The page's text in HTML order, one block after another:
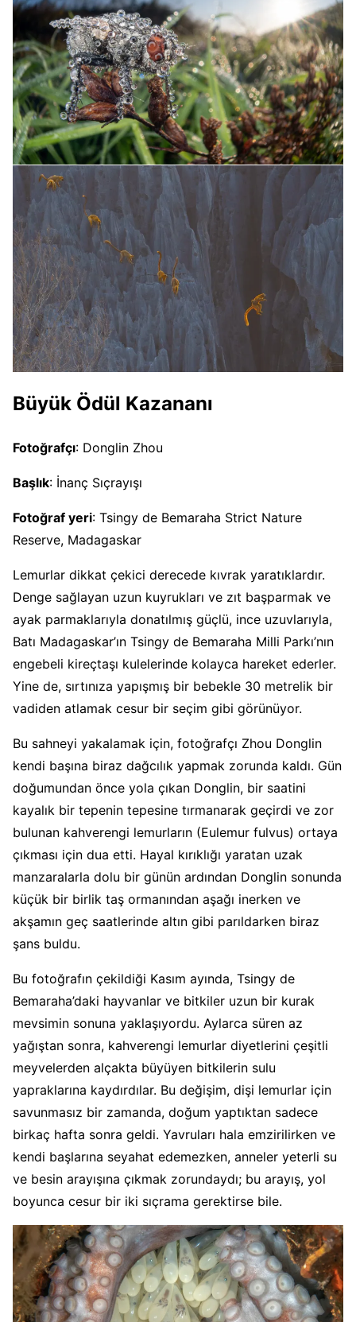
Büyük Ödül Kazananı
Fotoğrafçı: Donglin Zhou
Başlık: İnanç Sıçrayışı
Fotoğraf yeri: Tsingy de Bemaraha Strict Nature
Reserve, Madagaskar
Lemurlar dikkat çekici derecede kıvrak yaratıklardır.
Denge sağlayan uzun kuyrukları ve zıt başparmak ve
ayak parmaklarıyla donatılmış güçlü, ince uzuvlarıyla,
Batı Madagaskar’ın Tsingy de Bemaraha Milli Parkı’nın
engebeli kireçtaşı kulelerinde kolayca hareket ederler.
Yine de, sırtınıza yapışmış bir bebekle 30 metrelik bir
vadiden atlamak cesur bir seçim gibi görünüyor.
Bu sahneyi yakalamak için, fotoğrafçı Zhou Donglin
kendi başına biraz dağcılık yapmak zorunda kaldı. Gün
doğumundan önce yola çıkan Donglin, bir saatini
kayalık bir tepenin tepesine tırmanarak geçirdi ve zor
bulunan kahverengi lemurların (Eulemur fulvus) ortaya
çıkması için dua etti. Hayal kırıklığı yaratan uzak
manzaralarla dolu bir günün ardından Donglin sonunda
küçük bir birlik taş ormanından aşağı inerken ve
akşamın geç saatlerinde altın gibi parıldarken biraz
şans buldu.
Bu fotoğrafın çekildiği Kasım ayında, Tsingy de
Bemaraha’daki hayvanlar ve bitkiler uzun bir kurak
mevsimin sonuna yaklaşıyordu. Aylarca süren az
yağıştan sonra, kahverengi lemurlar diyetlerini çeşitli
meyvelerden alçakta büyüyen bitkilerin sulu
yapraklarına kaydırdılar. Bu değişim, dişi lemurlar için
savunmasız bir zamanda, doğum yaptıktan sadece
birkaç hafta sonra geldi. Yavruları hala emzirilirken ve
kendi başlarına seyahat edemezken, anneler yeterli su
ve besin arayışına çıkmak zorundaydı; bu arayış, yol
boyunca cesur bir iki sıçrama gerektirse bile.